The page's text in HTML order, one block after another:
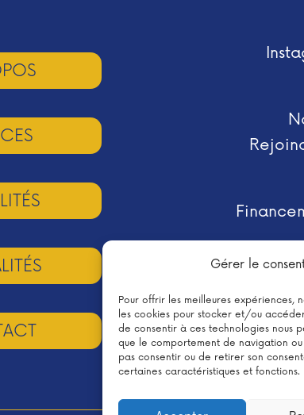
Gérer le
Pour offrir les meilleures expériences,
les cookies pour stocker et/ou
de consentir à ces technologies nous
que le comportement de navigation
pas consentir ou de retirer son
certaines caractéristiques et fonctions.